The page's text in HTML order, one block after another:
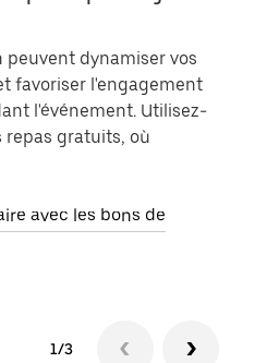
peuvent dynamiser vos
favoriser l'engagement
l'événement. Utilisez-
repas gratuits, où
avec les bons de
1/3